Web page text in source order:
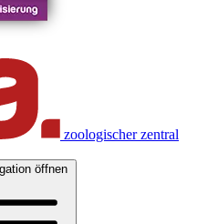
zoologischer zentral
öffnen